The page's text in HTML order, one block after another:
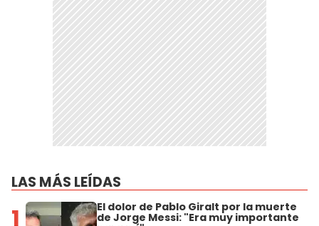
LAS MÁS LEÍDAS
1 El dolor de Pablo Giralt por la muerte
de Jorge Messi: "Era muy importante